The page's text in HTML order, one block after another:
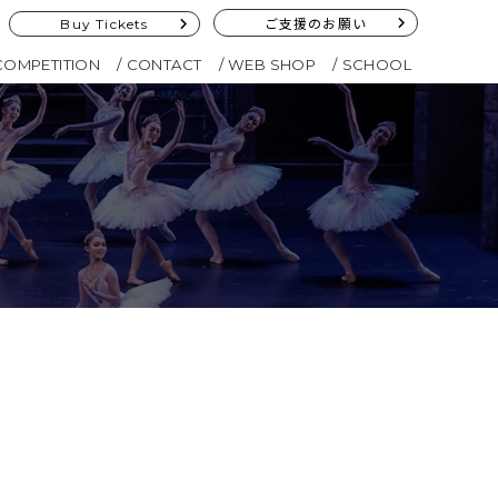
Buy Tickets ご支援のお願い
CONTACT WEB SHOP SCHOOL